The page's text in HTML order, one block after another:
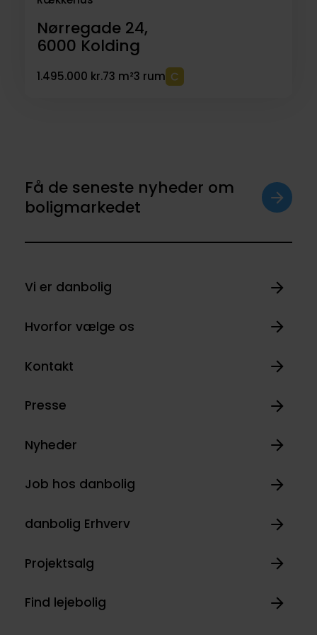
Nørregade 24,
6000 Kolding
1.495.000 kr.73 m²3 rum
Få de seneste nyheder om
boligmarkedet
Vi er danbolig
Hvorfor vælge os
Kontakt
Presse
Nyheder
Job hos danbolig
danbolig Erhverv
Projektsalg
Find lejebolig